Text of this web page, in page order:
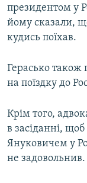
президентом у
йому сказали,
кудись поїхав.
Герасько також
на поїздку до
Крім того,
в засіданні, щоб
Януковичем у
не задовольнив.